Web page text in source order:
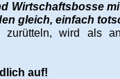
Wirtschaftsbosse
gleich, einfach
wird als
auf!